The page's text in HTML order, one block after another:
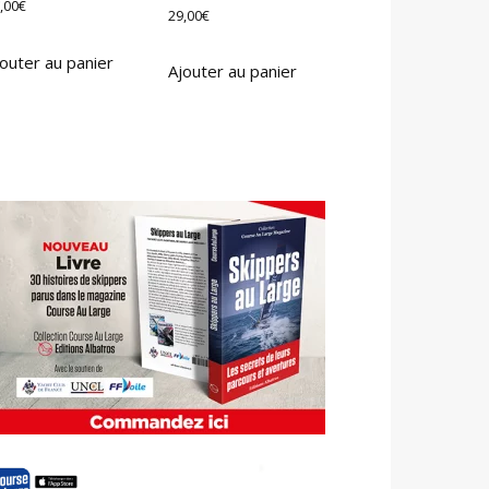
€
au panier
29,00€
Ajouter au panier